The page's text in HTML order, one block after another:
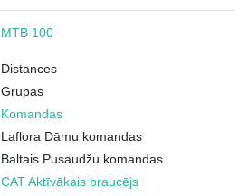
MTB 100
Distances
Grupas
Komandas
Laflora Dāmu komandas
Baltais Pusaudžu komandas
CAT Aktīvākais braucējs